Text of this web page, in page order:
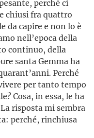
perché ci
chiusi fra quattro
da capire e non lo è
nell’epoca della
continuo, della
santa Gemma ha
Perché
per tanto tempo
Cosa, in essa, le ha
risposta mi sembra
perché, rinchiusa